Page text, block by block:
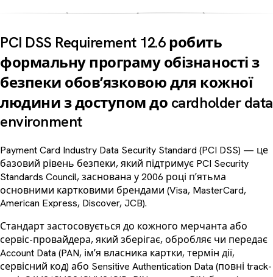
PCI DSS Requirement 12.6 робить
формальну програму обізнаності з
безпеки обовʼязковою для кожної
людини з доступом до cardholder data
environment
Payment Card Industry Data Security Standard (PCI DSS) — це
базовий рівень безпеки, який підтримує PCI Security
Standards Council, заснована у 2006 році пʼятьма
основними картковими брендами (Visa, MasterCard,
American Express, Discover, JCB).
Стандарт застосовується до кожного мерчанта або
сервіс-провайдера, який зберігає, обробляє чи передає
Account Data (PAN, імʼя власника картки, термін дії,
сервісний код) або Sensitive Authentication Data (повні track-